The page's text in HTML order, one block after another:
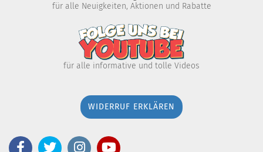
für alle Neuigkeiten, Aktionen und Rabatte
für alle informative und tolle Videos
WIDERRUF ERKLÄREN